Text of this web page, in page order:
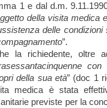
1 e dal d.m.
della visita medica
delle condizioni
”.
la richiedente, oltre
con
della sua età” (doc 1
medica è stata
previste per la